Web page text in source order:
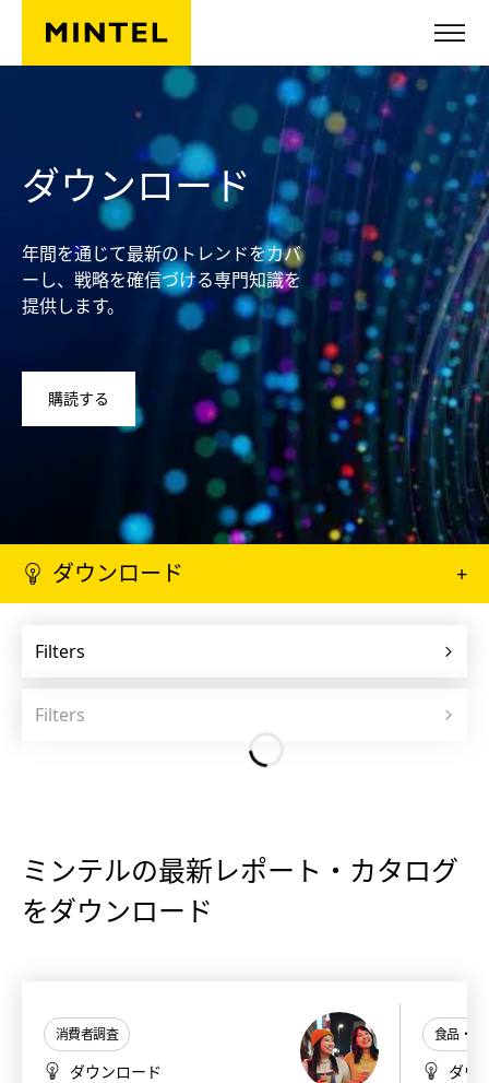
Skip to main content
ダウンロード
年間を通じて最新のトレンドをカバ
ーし、戦略を確信づける専門知識を
提供します。
購読する
ダウンロード +
Filters
Filters
ミンテルの最新レポート・カタログ
をダウンロード
消費者調査
ダウンロード
食品・飲
ダウ